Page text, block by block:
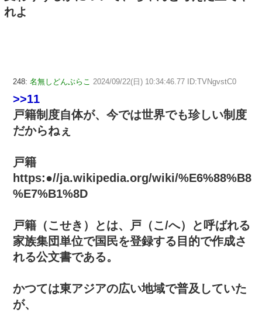
れよ
248: 名無しどんぶらこ 2024/09/22(日) 10:34:46.77 ID:TVNgvstC0
>>11
戸籍制度自体が、今では世界でも珍しい制度
だからねぇ
戸籍
https:●//ja.wikipedia.org/wiki/%E6%88%B8
%E7%B1%8D
戸籍（こせき）とは、戸（こ/へ）と呼ばれる
家族集団単位で国民を登録する目的で作成さ
れる公文書である。
かつては東アジアの広い地域で普及していた
が、